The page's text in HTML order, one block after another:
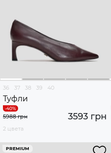
36 37 38 39 40
Туфли
3593 грн
5988 грн
2 цвета
PREMIUM